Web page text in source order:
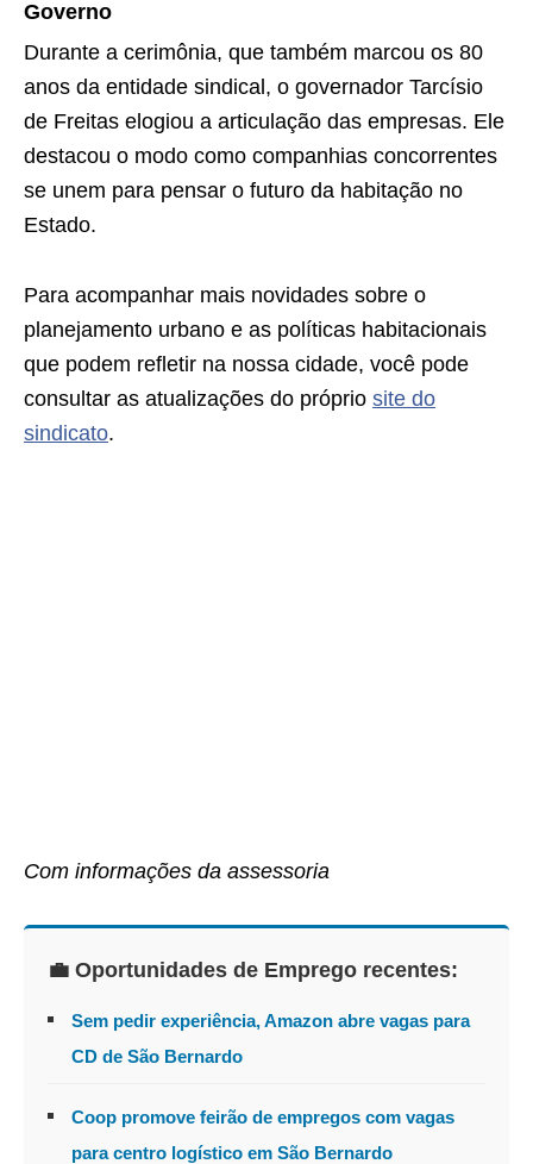
Governo
Durante a cerimônia, que também marcou os 80
anos da entidade sindical, o governador Tarcísio
de Freitas elogiou a articulação das empresas. Ele
destacou o modo como companhias concorrentes
se unem para pensar o futuro da habitação no
Estado.
Para acompanhar mais novidades sobre o
planejamento urbano e as políticas habitacionais
que podem refletir na nossa cidade, você pode
consultar as atualizações do próprio site do
sindicato.
Com informações da assessoria
💼 Oportunidades de Emprego recentes:
Sem pedir experiência, Amazon abre vagas para
CD de São Bernardo
Coop promove feirão de empregos com vagas
para centro logístico em São Bernardo